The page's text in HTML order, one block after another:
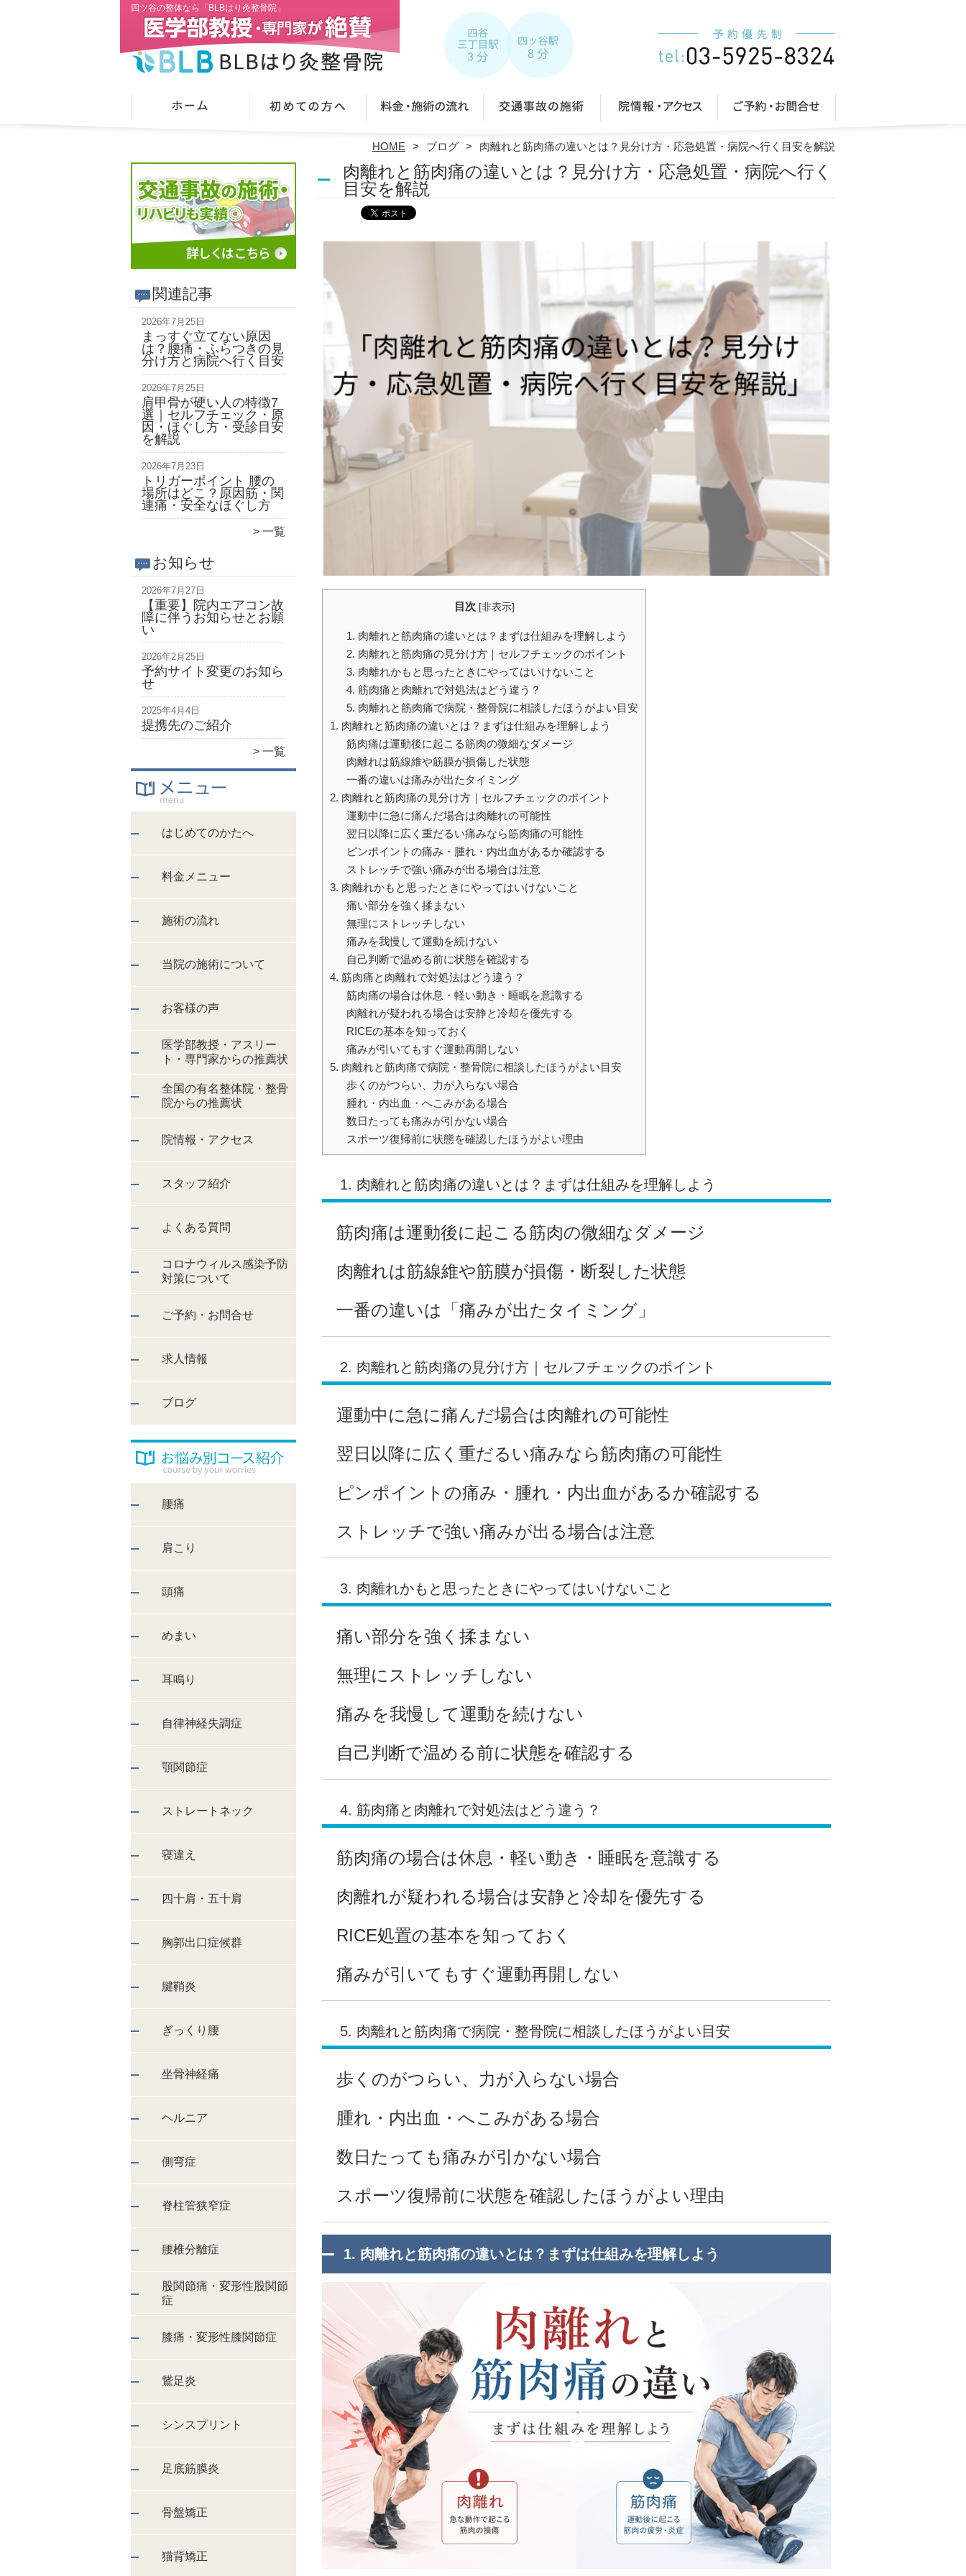
四ツ谷の整体なら「BLBはり灸整骨院」
HOME ブログ 肉離れと筋肉痛の違いとは？見分け方・応急処置・病院へ行く目安を解説
関連記事
2026年7月25日
まっすぐ立てない原因
は？腰痛・ふらつきの見
分け方と病院へ行く目安
2026年7月25日
肩甲骨が硬い人の特徴7
選｜セルフチェック・原
因・ほぐし方・受診目安
を解説
2026年7月23日
トリガーポイント 腰の
場所はどこ？原因筋・関
連痛・安全なほぐし方
一覧
お知らせ
2026年7月27日
【重要】院内エアコン故
障に伴うお知らせとお願
い
2026年2月25日
予約サイト変更のお知ら
せ
2025年4月4日
提携先のご紹介
一覧
はじめてのかたへ
料金メニュー
施術の流れ
当院の施術について
お客様の声
医学部教授・アスリー
ト・専門家からの推薦状
全国の有名整体院・整骨
院からの推薦状
院情報・アクセス
スタッフ紹介
よくある質問
コロナウィルス感染予防
対策について
ご予約・お問合せ
求人情報
ブログ
腰痛
肩こり
頭痛
めまい
耳鳴り
自律神経失調症
顎関節症
ストレートネック
寝違え
四十肩・五十肩
胸郭出口症候群
腱鞘炎
ぎっくり腰
坐骨神経痛
ヘルニア
側弯症
脊柱管狭窄症
腰椎分離症
股関節痛・変形性股関節
症
膝痛・変形性膝関節症
鵞足炎
シンスプリント
足底筋膜炎
骨盤矯正
猫背矯正
肉離れと筋肉痛の違いとは？見分け方・応急処置・病院へ行く
目安を解説
目次 [非表示]
1. 肉離れと筋肉痛の違いとは？まずは仕組みを理解しよう
2. 肉離れと筋肉痛の見分け方｜セルフチェックのポイント
3. 肉離れかもと思ったときにやってはいけないこと
4. 筋肉痛と肉離れで対処法はどう違う？
5. 肉離れと筋肉痛で病院・整骨院に相談したほうがよい目安
1. 肉離れと筋肉痛の違いとは？まずは仕組みを理解しよう
筋肉痛は運動後に起こる筋肉の微細なダメージ
肉離れは筋線維や筋膜が損傷した状態
一番の違いは痛みが出たタイミング
2. 肉離れと筋肉痛の見分け方｜セルフチェックのポイント
運動中に急に痛んだ場合は肉離れの可能性
翌日以降に広く重だるい痛みなら筋肉痛の可能性
ピンポイントの痛み・腫れ・内出血があるか確認する
ストレッチで強い痛みが出る場合は注意
3. 肉離れかもと思ったときにやってはいけないこと
痛い部分を強く揉まない
無理にストレッチしない
痛みを我慢して運動を続けない
自己判断で温める前に状態を確認する
4. 筋肉痛と肉離れで対処法はどう違う？
筋肉痛の場合は休息・軽い動き・睡眠を意識する
肉離れが疑われる場合は安静と冷却を優先する
RICEの基本を知っておく
痛みが引いてもすぐ運動再開しない
5. 肉離れと筋肉痛で病院・整骨院に相談したほうがよい目安
歩くのがつらい、力が入らない場合
腫れ・内出血・へこみがある場合
数日たっても痛みが引かない場合
スポーツ復帰前に状態を確認したほうがよい理由
1. 肉離れと筋肉痛の違いとは？まずは仕組みを理解しよう
筋肉痛は運動後に起こる筋肉の微細なダメージ
肉離れは筋線維や筋膜が損傷・断裂した状態
一番の違いは「痛みが出たタイミング」
2. 肉離れと筋肉痛の見分け方｜セルフチェックのポイント
運動中に急に痛んだ場合は肉離れの可能性
翌日以降に広く重だるい痛みなら筋肉痛の可能性
ピンポイントの痛み・腫れ・内出血があるか確認する
ストレッチで強い痛みが出る場合は注意
3. 肉離れかもと思ったときにやってはいけないこと
痛い部分を強く揉まない
無理にストレッチしない
痛みを我慢して運動を続けない
自己判断で温める前に状態を確認する
4. 筋肉痛と肉離れで対処法はどう違う？
筋肉痛の場合は休息・軽い動き・睡眠を意識する
肉離れが疑われる場合は安静と冷却を優先する
RICE処置の基本を知っておく
痛みが引いてもすぐ運動再開しない
5. 肉離れと筋肉痛で病院・整骨院に相談したほうがよい目安
歩くのがつらい、力が入らない場合
腫れ・内出血・へこみがある場合
数日たっても痛みが引かない場合
スポーツ復帰前に状態を確認したほうがよい理由
1. 肉離れと筋肉痛の違いとは？まずは仕組みを理解しよう